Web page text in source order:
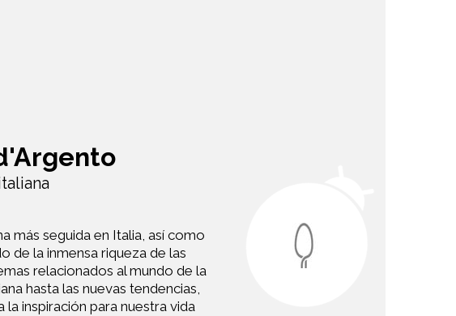
más seguida en Italia, así como
de la inmensa riqueza de las
relacionados al mundo de la
hasta las nuevas tendencias,
inspiración para nuestra vida